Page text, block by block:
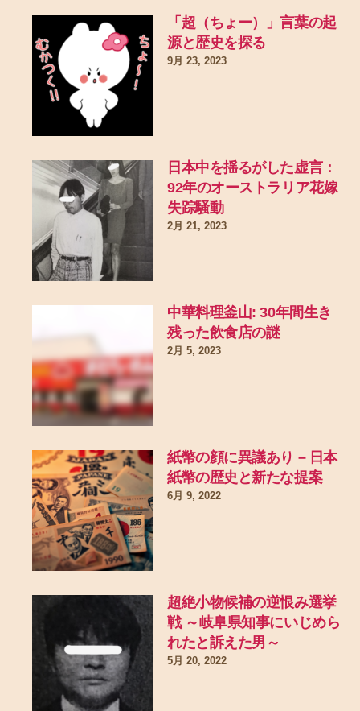
「超（ちょー）」言葉の起
源と歴史を探る
9月 23, 2023
日本中を揺るがした虚言：
92年のオーストラリア花嫁
失踪騒動
2月 21, 2023
中華料理釜山: 30年間生き
残った飲食店の謎
2月 5, 2023
紙幣の顔に異議あり – 日本
紙幣の歴史と新たな提案
6月 9, 2022
超絶小物候補の逆恨み選挙
戦 ～岐阜県知事にいじめら
れたと訴えた男～
5月 20, 2022